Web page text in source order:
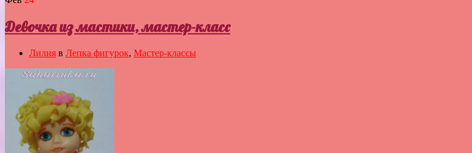
Девочка из мастики, мастер-класс
Лилия в Лепка фигурок, Мастер-классы